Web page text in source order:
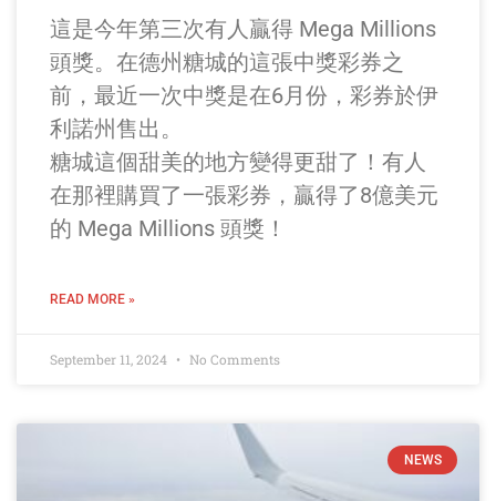
這是今年第三次有人贏得 Mega Millions
頭獎。在德州糖城的這張中獎彩券之
前，最近一次中獎是在6月份，彩券於伊
利諾州售出。
糖城這個甜美的地方變得更甜了！有人
在那裡購買了一張彩券，贏得了8億美元
的 Mega Millions 頭獎！
READ MORE »
September 11, 2024 No Comments
NEWS